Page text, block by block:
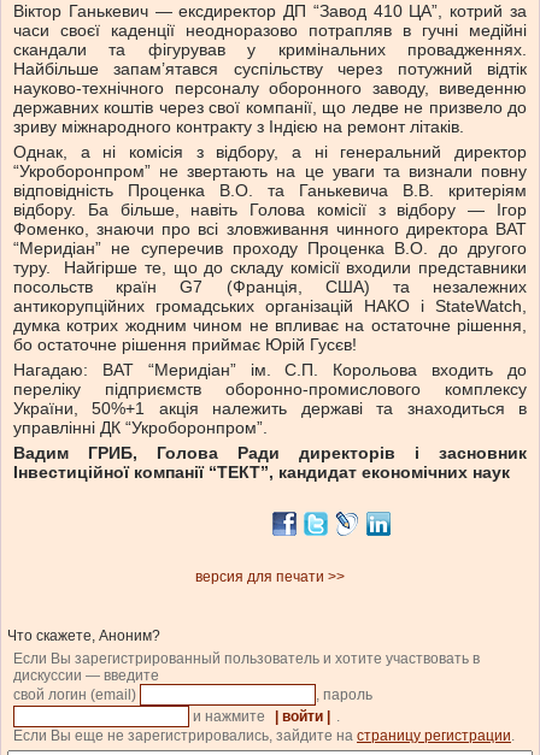
Віктор Ганькевич — ексдиректор ДП “Завод 410 ЦА”, котрий за
часи своєї каденції неодноразово потрапляв в гучні медійні
скандали та фігурував у кримінальних провадженнях.
Найбільше запам’ятався суспільству через потужний відтік
науково-технічного персоналу оборонного заводу, виведенню
державних коштів через свої компанії, що ледве не призвело до
зриву міжнародного контракту з Індією на ремонт літаків.
Однак, а ні комісія з відбору, а ні генеральний директор
“Укроборонпром” не звертають на це уваги та визнали повну
відповідність Проценка В.О. та Ганькевича В.В. критеріям
відбору. Ба більше, навіть Голова комісії з відбору — Ігор
Фоменко, знаючи про всі зловживання чинного директора ВАТ
“Меридіан” не суперечив проходу Проценка В.О. до другого
туру. Найгірше те, що до складу комісії входили представники
посольств країн G7 (Франція, США) та незалежних
антикорупційних громадських організацій НАКО і StateWatch,
думка котрих жодним чином не впливає на остаточне рішення,
бо остаточне рішення приймає Юрій Гусєв!
Нагадаю: ВАТ “Меридіан” ім. С.П. Корольова входить до
переліку підприємств оборонно-промислового комплексу
України, 50%+1 акція належить державі та знаходиться в
управлінні ДК “Укроборонпром”.
Вадим ГРИБ, Голова Ради директорів і засновник
Інвестиційної компанії “ТЕКТ”, кандидат економічних наук
версия для печати >>
Что скажете, Аноним?
Если Вы зарегистрированный пользователь и хотите участвовать в
дискуссии — введите
свой логин (email)
, пароль
и нажмите
| войти |
.
Если Вы еще не зарегистрировались, зайдите на страницу регистрации.